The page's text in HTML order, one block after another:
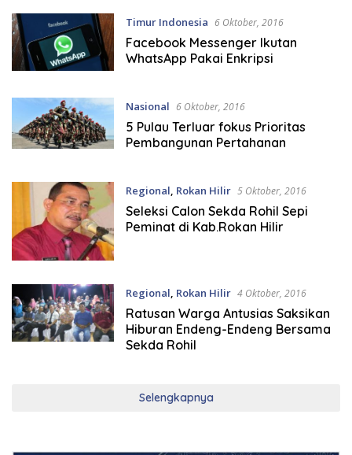
Timur Indonesia 6 Oktober, 2016
Facebook Messenger Ikutan
WhatsApp Pakai Enkripsi
Nasional 6 Oktober, 2016
5 Pulau Terluar fokus Prioritas
Pembangunan Pertahanan
Regional, Rokan Hilir 5 Oktober, 2016
Seleksi Calon Sekda Rohil Sepi
Peminat di Kab.Rokan Hilir
Regional, Rokan Hilir 4 Oktober, 2016
Ratusan Warga Antusias Saksikan
Hiburan Endeng-Endeng Bersama
Sekda Rohil
Selengkapnya